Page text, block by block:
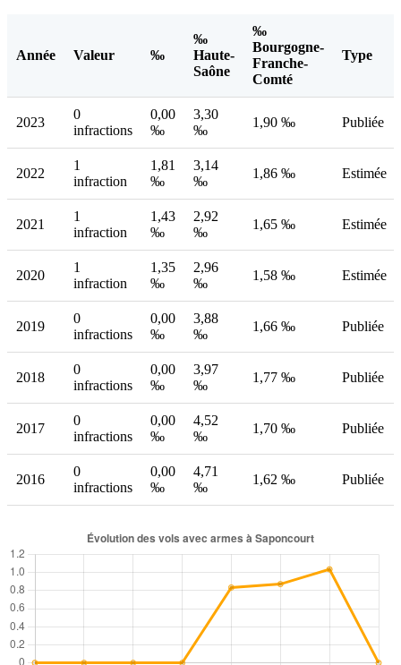
Année Valeur ‰
‰
Haute-
Saône
‰
Bourgogne-
Franche-
Comté
Type
2023
0
infractions
0,00
‰
3,30
‰
1,90 ‰ Publiée
2022
1
infraction
1,81
‰
3,14
‰
1,86 ‰ Estimée
2021
1
infraction
1,43
‰
2,92
‰
1,65 ‰ Estimée
2020
1
infraction
1,35
‰
2,96
‰
1,58 ‰ Estimée
2019
0
infractions
0,00
‰
3,88
‰
1,66 ‰ Publiée
2018
0
infractions
0,00
‰
3,97
‰
1,77 ‰ Publiée
2017
0
infractions
0,00
‰
4,52
‰
1,70 ‰ Publiée
2016
0
infractions
0,00
‰
4,71
‰
1,62 ‰ Publiée